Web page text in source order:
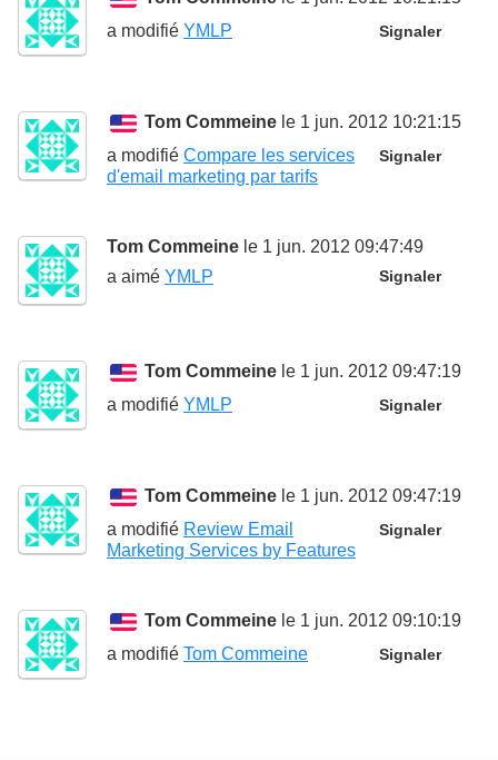
Signaler
a modifié YMLP
Tom Commeine le 1 jun. 2012 10:21:15
Signaler
a modifié Compare les services
d'email marketing par tarifs
Tom Commeine le 1 jun. 2012 09:47:49
Signaler
a aimé YMLP
Tom Commeine le 1 jun. 2012 09:47:19
Signaler
a modifié YMLP
Tom Commeine le 1 jun. 2012 09:47:19
Signaler
a modifié Review Email
Marketing Services by Features
Tom Commeine le 1 jun. 2012 09:10:19
Signaler
a modifié Tom Commeine